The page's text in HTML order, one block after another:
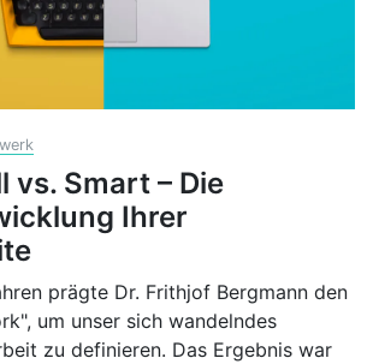
vs. Smart – Die
Ihrer
prägte Dr. Frithjof Bergmann den
um unser sich wandelndes
zu definieren. Das Ergebnis war